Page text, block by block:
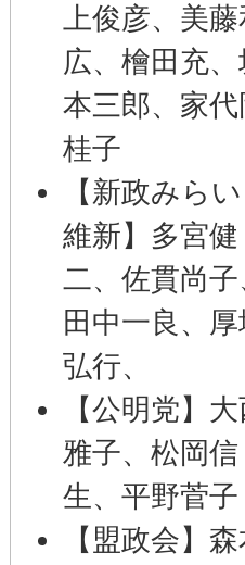
上俊彦、美
広、檜田充
本三郎、家代
桂子
【新政みら
維新】多宮健
二、佐貫尚子
田中一良、
弘行、
【公明党】
雅子、松岡信
生、平野菅子
【盟政会】